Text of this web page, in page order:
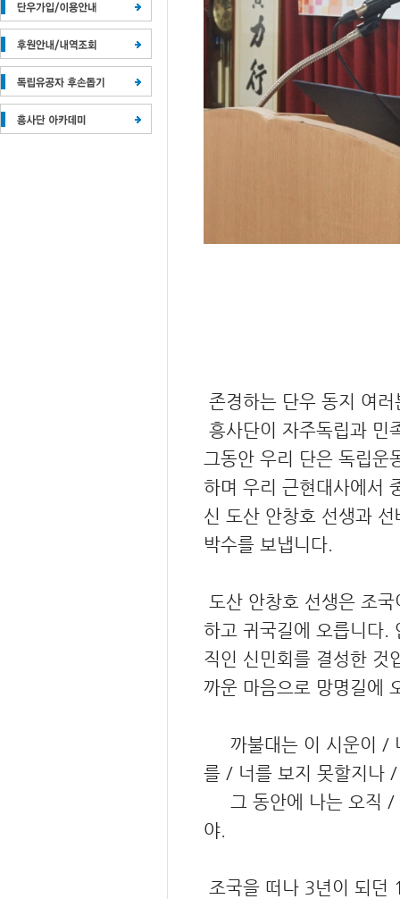
존경하는 단우 동지 여
흥사단이 자주독립과 민
그동안 우리 단은 독립운
하며 우리 근현대사에서
신 도산 안창호 선생과
박수를 보냅니다.
도산 안창호 선생은 조
하고 귀국길에 오릅니다.
직인 신민회를 결성한 것
까운 마음으로 망명길에
까불대는 이 시운이 /
를 / 너를 보지 못할지나 /
그 동안에 나는 오직 /
야.
조국을 떠나 3년이 되던